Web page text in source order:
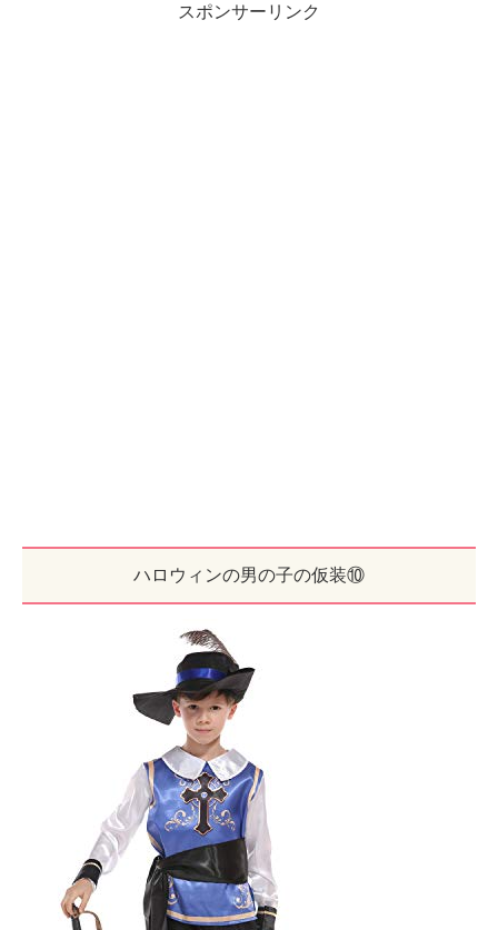
スポンサーリンク
ハロウィンの男の子の仮装⑩